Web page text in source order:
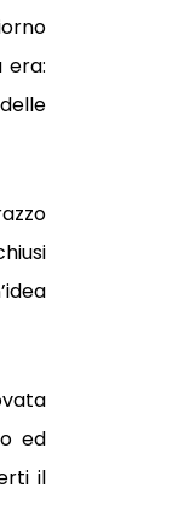
era:
ed
il